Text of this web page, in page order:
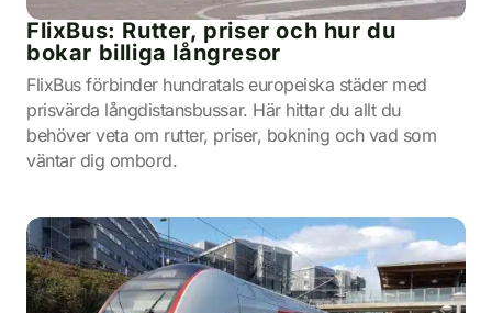
FlixBus: Rutter, priser och hur du
bokar billiga långresor
FlixBus förbinder hundratals europeiska städer med
prisvärda långdistansbussar. Här hittar du allt du
behöver veta om rutter, priser, bokning och vad som
väntar dig ombord.